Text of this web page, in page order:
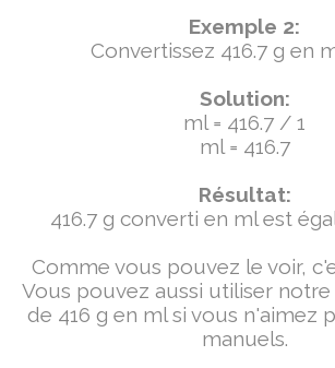
Exemple 2:
Convertissez 416.7 g en
Solution:
ml = 416.7 / 1
ml = 416.7
Résultat:
416.7 g converti en ml est
Comme vous pouvez le voir,
Vous pouvez aussi utiliser
de 416 g en ml si vous n'aimez
manuels.